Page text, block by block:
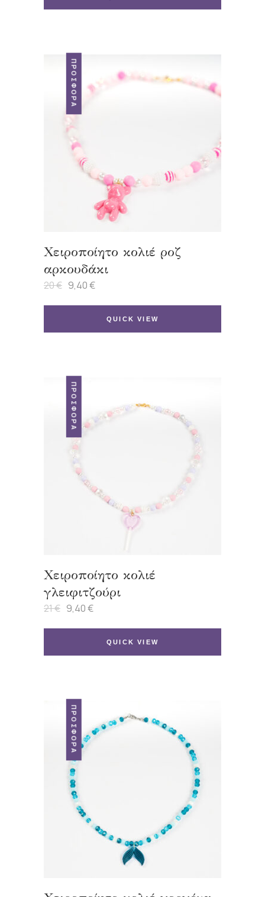
ΠΡΟΣΦΟΡΆ
Χειροποίητο κολιέ ροζ
αρκουδάκι
20€ Original
was:
9,40€
Η
τιμή
QUICK VIEW
ΠΡΟΣΦΟΡΆ
Χειροποίητο κολιέ
γλειφιτζούρι
21€ Original
was:
9,40€
Η
τιμή
QUICK VIEW
ΠΡΟΣΦΟΡΆ